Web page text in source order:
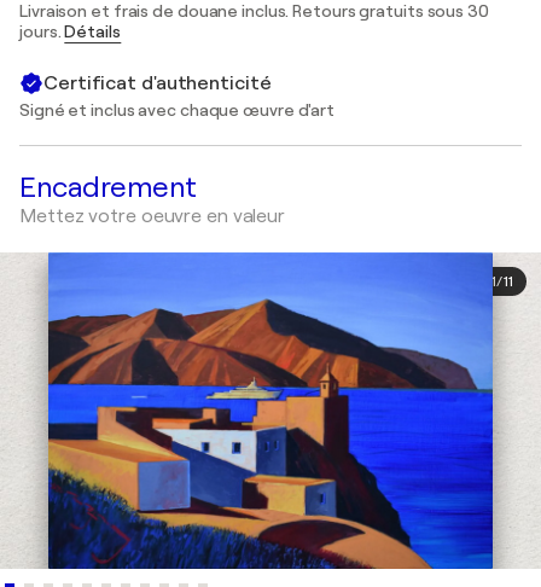
Livraison et frais de douane inclus. Retours gratuits sous 30
jours.Détails
Certificat d'authenticité
Signé et inclus avec chaque œuvre d'art
Encadrement
Mettez votre oeuvre en valeur
1/11